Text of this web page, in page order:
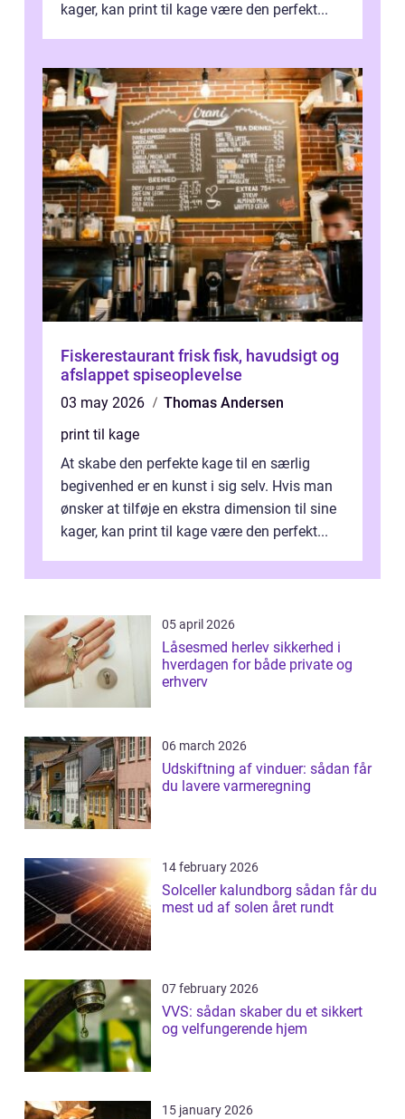
kager, kan print til kage være den perfekt...
Fiskerestaurant frisk fisk, havudsigt og
afslappet spiseoplevelse
03 may 2026
Thomas Andersen
print til kage
At skabe den perfekte kage til en særlig
begivenhed er en kunst i sig selv. Hvis man
ønsker at tilføje en ekstra dimension til sine
kager, kan print til kage være den perfekt...
05 april 2026
Låsesmed herlev sikkerhed i
hverdagen for både private og
erhverv
06 march 2026
Udskiftning af vinduer: sådan får
du lavere varmeregning
14 february 2026
Solceller kalundborg sådan får du
mest ud af solen året rundt
07 february 2026
VVS: sådan skaber du et sikkert
og velfungerende hjem
15 january 2026